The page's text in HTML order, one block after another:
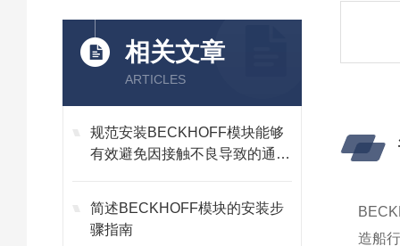
相关文章
ARTICLES
规范安装BECKHOFF模块能够
有效避免因接触不良导致的通讯
简述BECKHOFF模块的安装步
骤指南
造船